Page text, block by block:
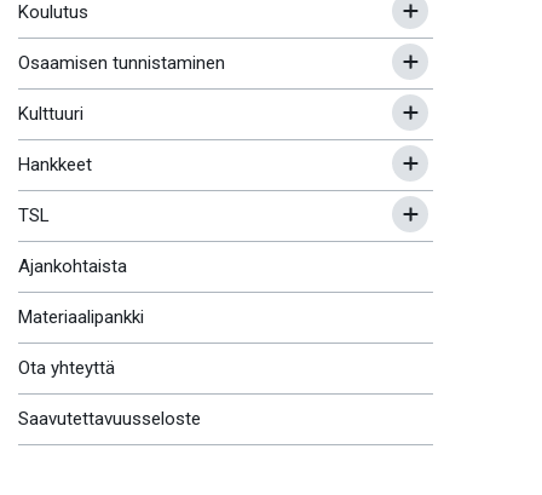
Koulutus
Osaamisen tunnistaminen
Kulttuuri
Hankkeet
TSL
Ajankohtaista
Materiaalipankki
Ota yhteyttä
Saavutettavuusseloste